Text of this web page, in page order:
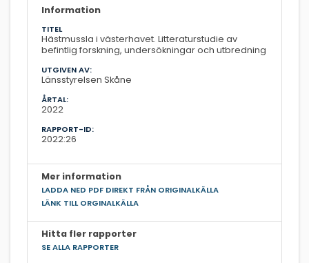
Information
TITEL
Hästmussla i västerhavet. Litteraturstudie av
befintlig forskning, undersökningar och utbredning
UTGIVEN AV:
Länsstyrelsen Skåne
ÅRTAL:
2022
RAPPORT-ID:
2022:26
Mer information
LADDA NED PDF DIREKT FRÅN ORIGINALKÄLLA
LÄNK TILL ORGINALKÄLLA
Hitta fler rapporter
SE ALLA RAPPORTER